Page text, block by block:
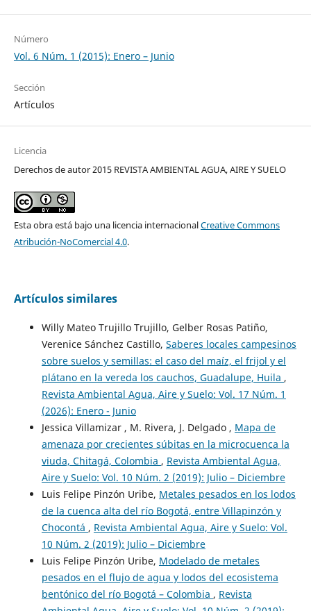
Número
Vol. 6 Núm. 1 (2015): Enero – Junio
Sección
Artículos
Licencia
Derechos de autor 2015 REVISTA AMBIENTAL AGUA, AIRE Y SUELO
Esta obra está bajo una licencia internacionalCreative Commons
Atribución-NoComercial 4.0.
Artículos similares
Willy Mateo Trujillo Trujillo, Gelber Rosas Patiño,
Verenice Sánchez Castillo, Saberes locales campesinos
sobre suelos y semillas: el caso del maíz, el frijol y el
plátano en la vereda los cauchos, Guadalupe, Huila ,
Revista Ambiental Agua, Aire y Suelo: Vol. 17 Núm. 1
(2026): Enero - Junio
Jessica Villamizar , M. Rivera, J. Delgado , Mapa de
amenaza por crecientes súbitas en la microcuenca la
viuda, Chitagá, Colombia , Revista Ambiental Agua,
Aire y Suelo: Vol. 10 Núm. 2 (2019): Julio – Diciembre
Luis Felipe Pinzón Uribe, Metales pesados en los lodos
de la cuenca alta del río Bogotá, entre Villapinzón y
Chocontá , Revista Ambiental Agua, Aire y Suelo: Vol.
10 Núm. 2 (2019): Julio – Diciembre
Luis Felipe Pinzón Uribe, Modelado de metales
pesados en el flujo de agua y lodos del ecosistema
bentónico del río Bogotá – Colombia , Revista